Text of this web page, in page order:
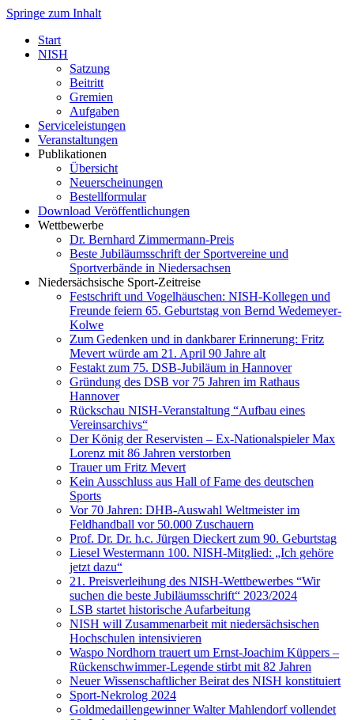
Springe zum Inhalt
Start
NISH
Satzung
Beitritt
Gremien
Aufgaben
Serviceleistungen
Veranstaltungen
Publikationen
Übersicht
Neuerscheinungen
Bestellformular
Download Veröffentlichungen
Wettbewerbe
Dr. Bernhard Zimmermann-Preis
Beste Jubiläumsschrift der Sportvereine und
Sportverbände in Niedersachsen
Niedersächsische Sport-Zeitreise
Festschrift und Vogelhäuschen: NISH-Kollegen und
Freunde feiern 65. Geburtstag von Bernd Wedemeyer-
Kolwe
Zum Gedenken und in dankbarer Erinnerung: Fritz
Mevert würde am 21. April 90 Jahre alt
Festakt zum 75. DSB-Jubiläum in Hannover
Gründung des DSB vor 75 Jahren im Rathaus
Hannover
Rückschau NISH-Veranstaltung “Aufbau eines
Vereinsarchivs“
Der König der Reservisten – Ex-Nationalspieler Max
Lorenz mit 86 Jahren verstorben
Trauer um Fritz Mevert
Kein Ausschluss aus Hall of Fame des deutschen
Sports
Vor 70 Jahren: DHB-Auswahl Weltmeister im
Feldhandball vor 50.000 Zuschauern
Prof. Dr. Dr. h.c. Jürgen Dieckert zum 90. Geburtstag
Liesel Westermann 100. NISH-Mitglied: „Ich gehöre
jetzt dazu“
21. Preisverleihung des NISH-Wettbewerbes “Wir
suchen die beste Jubiläumsschrift“ 2023/2024
LSB startet historische Aufarbeitung
NISH will Zusammenarbeit mit niedersächsischen
Hochschulen intensivieren
Waspo Nordhorn trauert um Ernst-Joachim Küppers –
Rückenschwimmer-Legende stirbt mit 82 Jahren
Neuer Wissenschaftlicher Beirat des NISH konstituiert
Sport-Nekrolog 2024
Goldmedaillengewinner Walter Mahlendorf vollendet